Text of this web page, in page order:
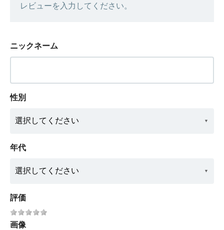
レビューを入力してください。
ニックネーム
性別
年代
評価
画像